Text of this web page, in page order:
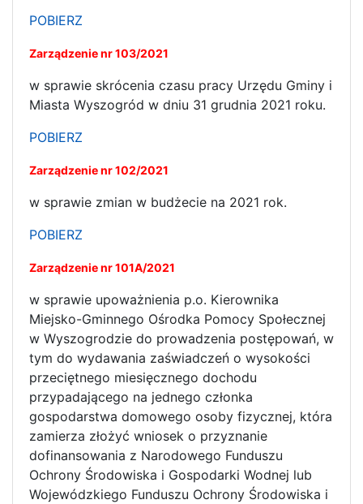
POBIERZ
Zarządzenie nr 103/2021
w sprawie skrócenia czasu pracy Urzędu Gminy i
Miasta Wyszogród w dniu 31 grudnia 2021 roku.
POBIERZ
Zarządzenie nr 102/2021
w sprawie zmian w budżecie na 2021 rok.
POBIERZ
Zarządzenie nr 101A/2021
w sprawie upoważnienia p.o. Kierownika
Miejsko-Gminnego Ośrodka Pomocy Społecznej
w Wyszogrodzie do prowadzenia postępowań, w
tym do wydawania zaświadczeń o wysokości
przeciętnego miesięcznego dochodu
przypadającego na jednego członka
gospodarstwa domowego osoby fizycznej, która
zamierza złożyć wniosek o przyznanie
dofinansowania z Narodowego Funduszu
Ochrony Środowiska i Gospodarki Wodnej lub
Wojewódzkiego Funduszu Ochrony Środowiska i